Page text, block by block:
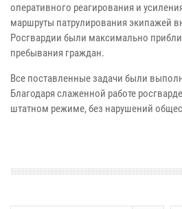
оперативного реагирования и
маршруты патрулирования экипажей
Росгвардии были максимально
пребывания граждан.
Все поставленные задачи были
Благодаря слаженной работе
штатном режиме, без нарушений